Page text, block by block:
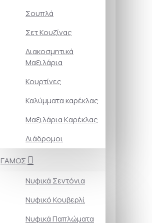
Σουπλά
Σετ Κουζίνας
Διακοσμητικά
Μαξιλάρια
Κουρτίνες
Καλύμματα καρέκλας
Μαξιλάρια Kαρέκλας
Διάδρομοι
ΓΑΜΟΣ
Νυφικά Σεντόνια
Νυφικό Κουβερλί
Νυφικά Παπλώματα